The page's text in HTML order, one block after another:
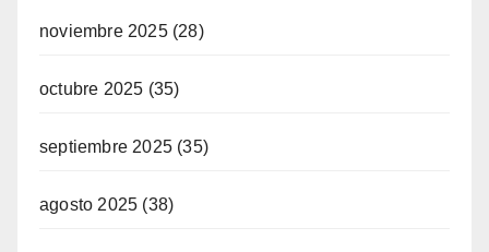
noviembre 2025(28)
octubre 2025 (35)
septiembre 2025 (35)
agosto 2025 (38)